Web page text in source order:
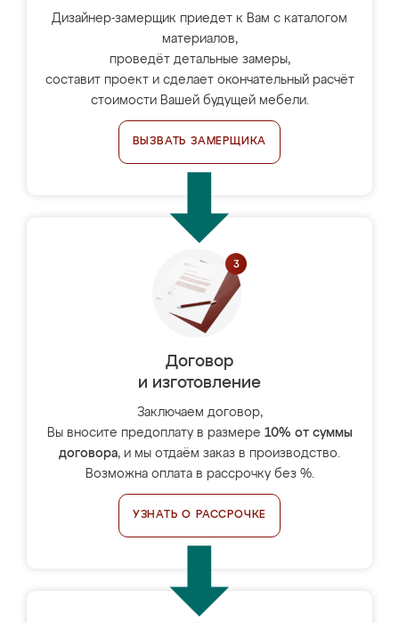
Дизайнер-замерщик приедет к Вам с каталогом
материалов,
проведёт детальные замеры,
составит проект и сделает окончательный расчёт
стоимости Вашей будущей мебели.
ВЫЗВАТЬ ЗАМЕРЩИКА
Договор
и изготовление
Заключаем договор,
Вы вносите предоплату в размере 10% от суммы
договора, и мы отдаём заказ в производство.
Возможна оплата в рассрочку без %.
УЗНАТЬ О РАССРОЧКЕ